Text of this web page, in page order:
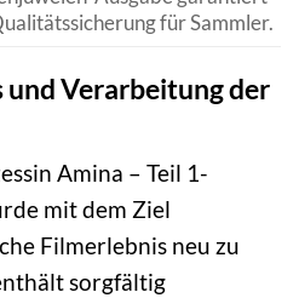
für Sammler.
und Verarbeitung der
Amina – Teil 1-
mit dem Ziel
Filmerlebnis neu zu
sorgfältig